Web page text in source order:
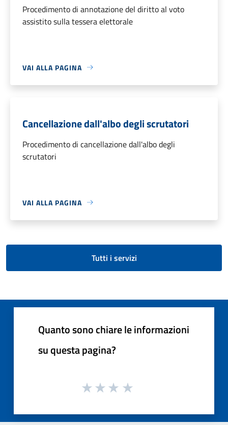
Procedimento di annotazione del diritto al voto
assistito sulla tessera elettorale
VAI ALLA PAGINA
Cancellazione dall'albo degli scrutatori
Procedimento di cancellazione dall'albo degli
scrutatori
VAI ALLA PAGINA
Tutti i servizi
Quanto sono chiare le informazioni
su questa pagina?